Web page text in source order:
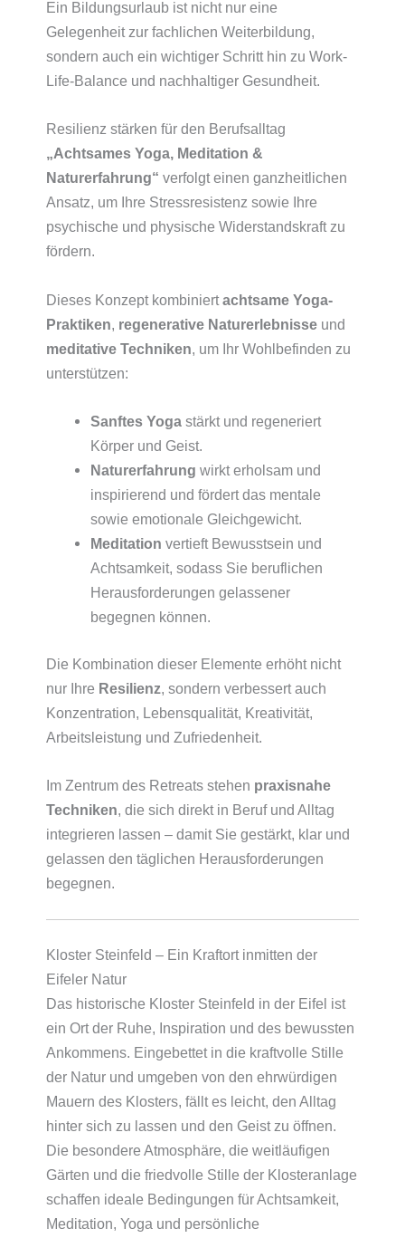
Ein Bildungsurlaub ist nicht nur eine
Gelegenheit zur fachlichen Weiterbildung,
sondern auch ein wichtiger Schritt hin zu Work-
Life-Balance und nachhaltiger Gesundheit.
Resilienz stärken für den Berufsalltag
„Achtsames Yoga, Meditation &
Naturerfahrung“ verfolgt einen ganzheitlichen
Ansatz, um Ihre Stressresistenz sowie Ihre
psychische und physische Widerstandskraft zu
fördern.
Dieses Konzept kombiniertachtsame Yoga-
Praktiken, regenerative Naturerlebnisse und
meditative Techniken, um Ihr Wohlbefinden zu
unterstützen:
Sanftes Yoga stärkt und regeneriert
Körper und Geist.
Naturerfahrung wirkt erholsam und
inspirierend und fördert das mentale
sowie emotionale Gleichgewicht.
Meditation vertieft Bewusstsein und
Achtsamkeit, sodass Sie beruflichen
Herausforderungen gelassener
begegnen können.
Die Kombination dieser Elemente erhöht nicht
nur Ihre Resilienz , sondern verbessert auch
Konzentration, Lebensqualität, Kreativität,
Arbeitsleistung und Zufriedenheit.
Im Zentrum des Retreats stehen praxisnahe
Techniken, die sich direkt in Beruf und Alltag
integrieren lassen – damit Sie gestärkt, klar und
gelassen den täglichen Herausforderungen
begegnen.
Kloster Steinfeld – Ein Kraftort inmitten der
Eifeler Natur
Das historische Kloster Steinfeld in der Eifel ist
ein Ort der Ruhe, Inspiration und des bewussten
Ankommens. Eingebettet in die kraftvolle Stille
der Natur und umgeben von den ehrwürdigen
Mauern des Klosters, fällt es leicht, den Alltag
hinter sich zu lassen und den Geist zu öffnen.
Die besondere Atmosphäre, die weitläufigen
Gärten und die friedvolle Stille der Klosteranlage
schaffen ideale Bedingungen für Achtsamkeit,
Meditation, Yoga und persönliche